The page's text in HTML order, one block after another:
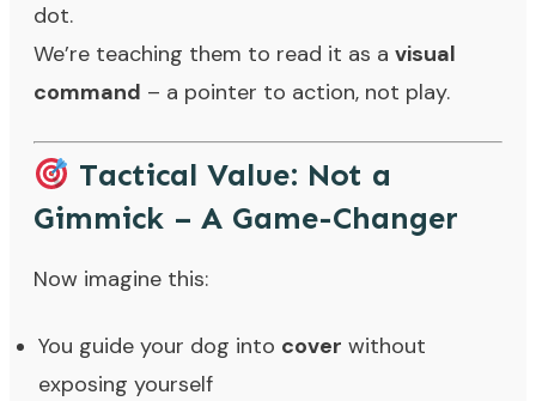
dot.
We’re teaching them to read it as a visual
command – a pointer to action, not play.
Tactical Value: Not a
Gimmick – A Game-Changer
Now imagine this:
You guide your dog into cover without
exposing yourself